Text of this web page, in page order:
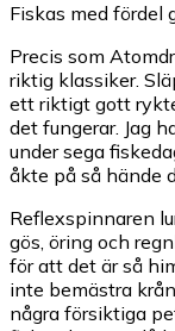
Fiskas med fördel
Precis som
riktig klassiker.
ett riktigt gott
det fungerar. Jag
under sega
åkte på så hände
Reflexspinnaren
gös, öring och
för att det är så
inte bemästra
några försiktiga